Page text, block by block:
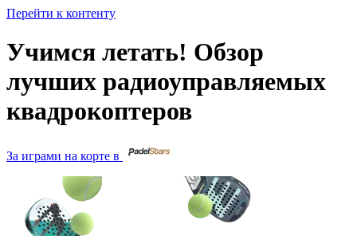
Перейти к контенту
Учимся летать! Обзор
лучших радиоуправляемых
квадрокоптеров
За играми на корте в